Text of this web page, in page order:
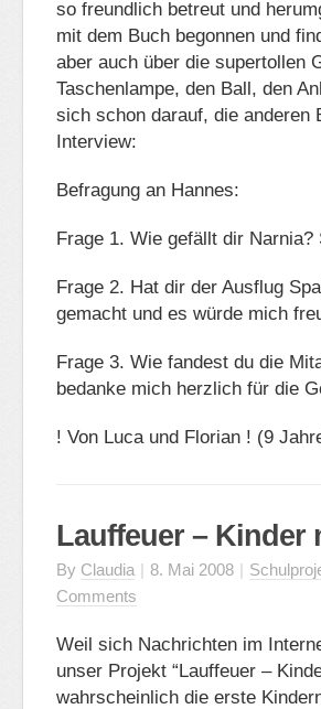
so freundlich betreut und
mit dem Buch begonnen und
aber auch über die supertollen
Taschenlampe, den Ball, den
sich schon darauf, die anderen
Interview:
Befragung an Hannes:
Frage 1. Wie gefällt dir Narnia?
Frage 2. Hat dir der Ausflug
gemacht und es würde mich
Frage 3. Wie fandest du die
bedanke mich herzlich für die
! Von Luca und Florian ! (9
Lauffeuer – Kinder
By Claudia | 8. Mai 2008 |
Comments
Weil sich Nachrichten im
unser Projekt “Lauffeuer –
wahrscheinlich die erste